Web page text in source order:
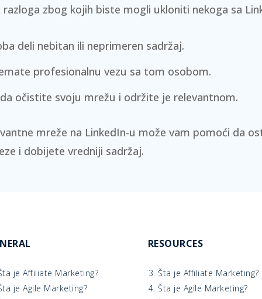
zbog kojih biste mogli ukloniti nekoga sa
deli nebitan ili neprimeren sadržaj.
profesionalnu vezu sa tom osobom.
očistite svoju mrežu i održite je relevantnom.
mreže na LinkedIn-u može vam pomoći da
i dobijete vredniji sadržaj.
je Affiliate Marketing?
je Agile Marketing?
RESOURCES
3. Šta je Affiliate Marketing?
4. Šta je Agile Marketing?